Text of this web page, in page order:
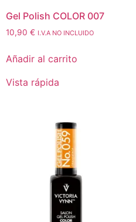
Gel Polish COLOR 007
10,90 € I.V.A NO INCLUIDO
Añadir al carrito
Vista rápida